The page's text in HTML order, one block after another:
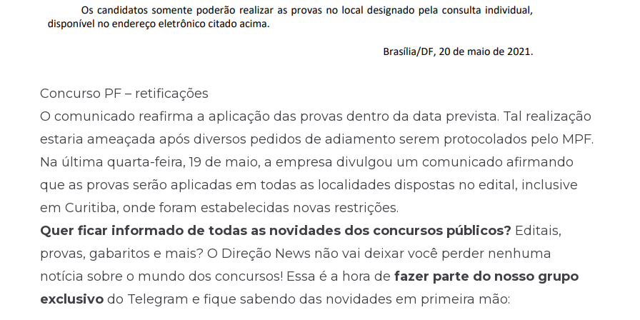
Concurso PF – retificações
O comunicado reafirma a aplicação das provas dentro da data prevista. Tal realização
estaria ameaçada após diversos pedidos de adiamento serem protocolados pelo MPF.
Na última quarta-feira, 19 de maio, a empresa divulgou um comunicado afirmando
que as provas serão aplicadas em todas as localidades dispostas no edital , inclusive
em Curitiba, onde foram estabelecidas novas restrições.
Quer ficar informado de todas as novidades dos concursos públicos? Editais,
provas, gabaritos e mais? O Direção News não vai deixar você perder nenhuma
notícia sobre o mundo dos concursos! Essa é a hora de fazer parte do nosso grupo
exclusivo do Telegram e fique sabendo das novidades em primeira mão: